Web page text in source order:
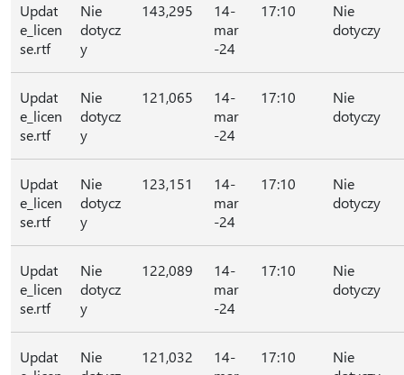
Updat
e_licen
se.rtf
Nie
dotycz
y
143,295
14-
mar
-24
17:10
Nie
dotyczy
Updat
e_licen
se.rtf
Nie
dotycz
y
121,065
14-
mar
-24
17:10
Nie
dotyczy
Updat
e_licen
se.rtf
Nie
dotycz
y
123,151
14-
mar
-24
17:10
Nie
dotyczy
Updat
e_licen
se.rtf
Nie
dotycz
y
122,089
14-
mar
-24
17:10
Nie
dotyczy
Updat
Nie
121,032
14-
17:10
Nie